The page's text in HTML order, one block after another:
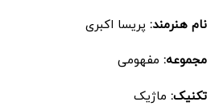
نام هنرمند: پریسا اکبری
مجموعه: مفهومی
تکنیک: ماژیک